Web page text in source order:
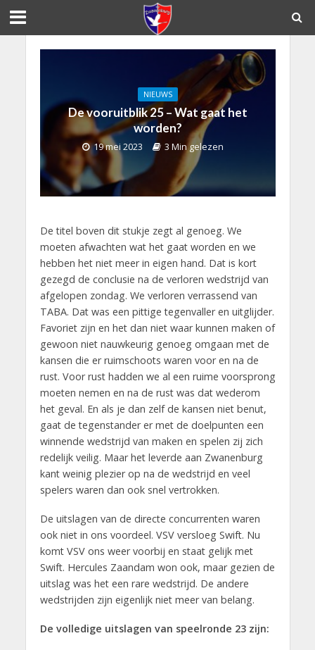
NIEUWS
De vooruitblik 25 – Wat gaat het
worden?
19 mei 2023 3 Min gelezen
De titel boven dit stukje zegt al genoeg. We
moeten afwachten wat het gaat worden en we
hebben het niet meer in eigen hand. Dat is kort
gezegd de conclusie na de verloren wedstrijd van
afgelopen zondag. We verloren verrassend van
TABA. Dat was een pittige tegenvaller en uitglijder.
Favoriet zijn en het dan niet waar kunnen maken of
gewoon niet nauwkeurig genoeg omgaan met de
kansen die er ruimschoots waren voor en na de
rust. Voor rust hadden we al een ruime voorsprong
moeten nemen en na de rust was dat wederom
het geval. En als je dan zelf de kansen niet benut,
gaat de tegenstander er met de doelpunten een
winnende wedstrijd van maken en spelen zij zich
redelijk veilig. Maar het leverde aan Zwanenburg
kant weinig plezier op na de wedstrijd en veel
spelers waren dan ook snel vertrokken.
De uitslagen van de directe concurrenten waren
ook niet in ons voordeel. VSV versloeg Swift. Nu
komt VSV ons weer voorbij en staat gelijk met
Swift. Hercules Zaandam won ook, maar gezien de
uitslag was het een rare wedstrijd. De andere
wedstrijden zijn eigenlijk niet meer van belang.
De volledige uitslagen van speelronde 23 zijn: